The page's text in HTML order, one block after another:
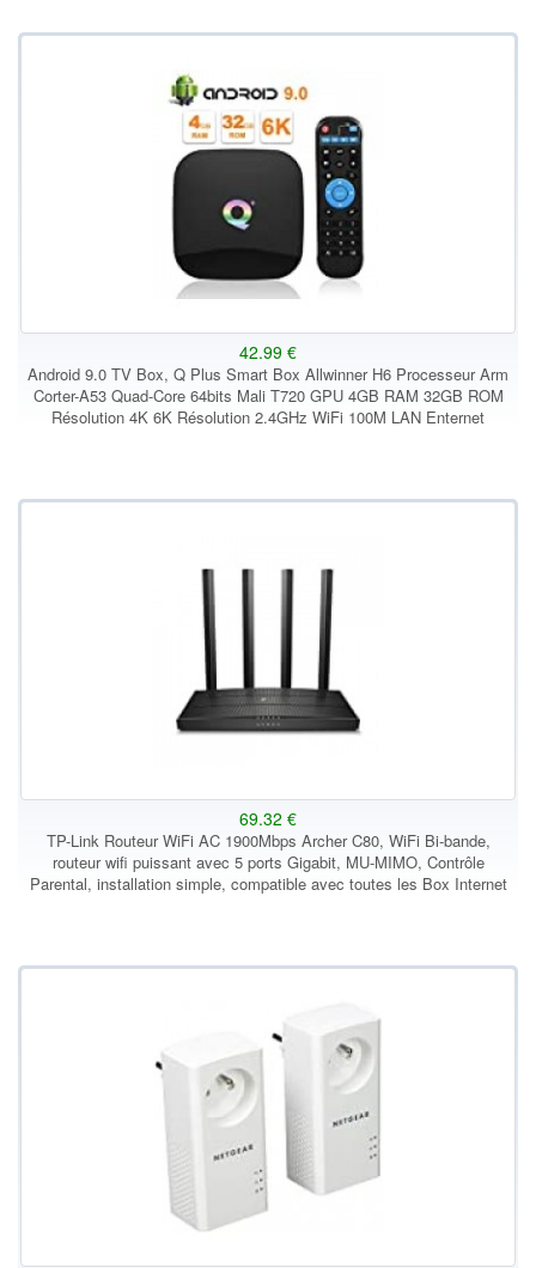
42.99 €
Android 9.0 TV Box, Q Plus Smart Box Allwinner H6 Processeur Arm
Corter-A53 Quad-Core 64bits Mali T720 GPU 4GB RAM 32GB ROM
Résolution 4K 6K Résolution 2.4GHz WiFi 100M LAN Enternet
69.32 €
TP-Link Routeur WiFi AC 1900Mbps Archer C80, WiFi Bi-bande,
routeur wifi puissant avec 5 ports Gigabit, MU-MIMO, Contrôle
Parental, installation simple, compatible avec toutes les Box Internet